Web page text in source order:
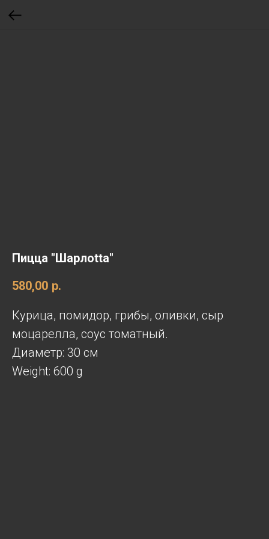
Пицца "Шарлоttа"
580,00 р.
Курица, помидор, грибы, оливки, сыр
моцарелла, соус томатный.
Диаметр: 30 см
Weight: 600 g